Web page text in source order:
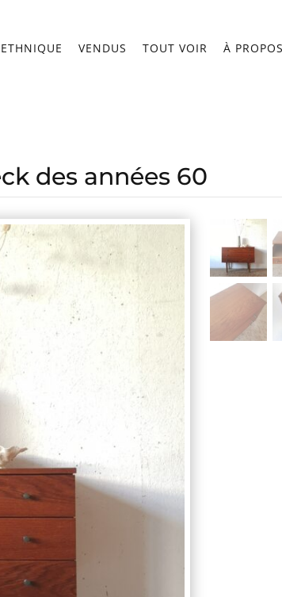
VENDUS TOUT VOIR À
des années 60